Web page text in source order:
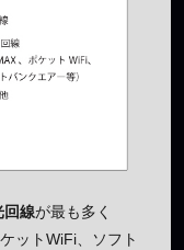
回線が最も多く
ットWiFi、ソフト